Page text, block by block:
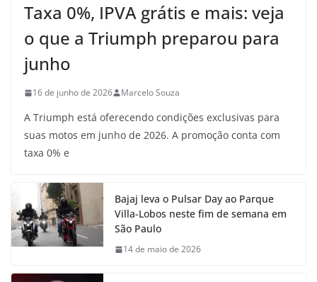
Taxa 0%, IPVA grátis e mais: veja
o que a Triumph preparou para
junho
16 de junho de 2026 Marcelo Souza
A Triumph está oferecendo condições exclusivas para
suas motos em junho de 2026. A promoção conta com
taxa 0% e
Bajaj leva o Pulsar Day ao Parque
Villa-Lobos neste fim de semana em
São Paulo
14 de maio de 2026